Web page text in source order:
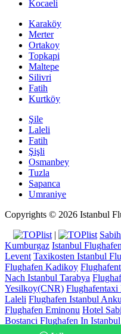
Kocaeli
Karaköy
Merter
Ortakoy
Topkapi
Maltepe
Silivri
Fatih
Kurtköy
Şile
Laleli
Fatih
Şişli
Osmanbey
Tuzla
Sapanca
Umraniye
Copyrights © 2026 Istanbul
|
Kumburgaz Istanbul
Levent Taxikosten Istanbul
Flughafen Kadikoy
Nach Istanbul Tarabya
Yesilkoy(CNR) Flughafentaxi
Laleli Flughafen Istanbul
Flughafen Eminonu Hotel
Bostanci Flughafen In
Istanbul Flughafen